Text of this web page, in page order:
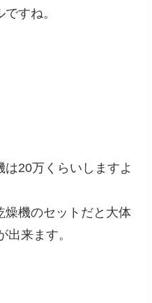
すね。
20万くらいしますよ
燥機のセットだと大体
出来ます。